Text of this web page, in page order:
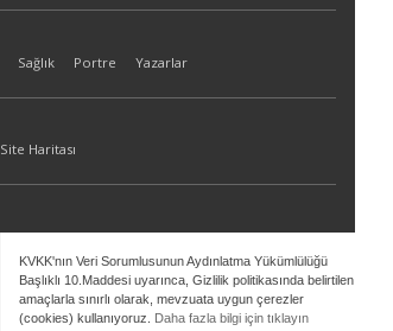
KVKK'nın Veri Sorumlusunun Aydınlatma Yükümlülüğü
Başlıklı 10.Maddesi uyarınca, Gizlilik politikasında belirtilen
amaçlarla sınırlı olarak, mevzuata uygun çerezler
(cookies) kullanıyoruz. Daha fazla bilgi için tıklayın
Sağlık Portre Yazarlar
Site Haritası